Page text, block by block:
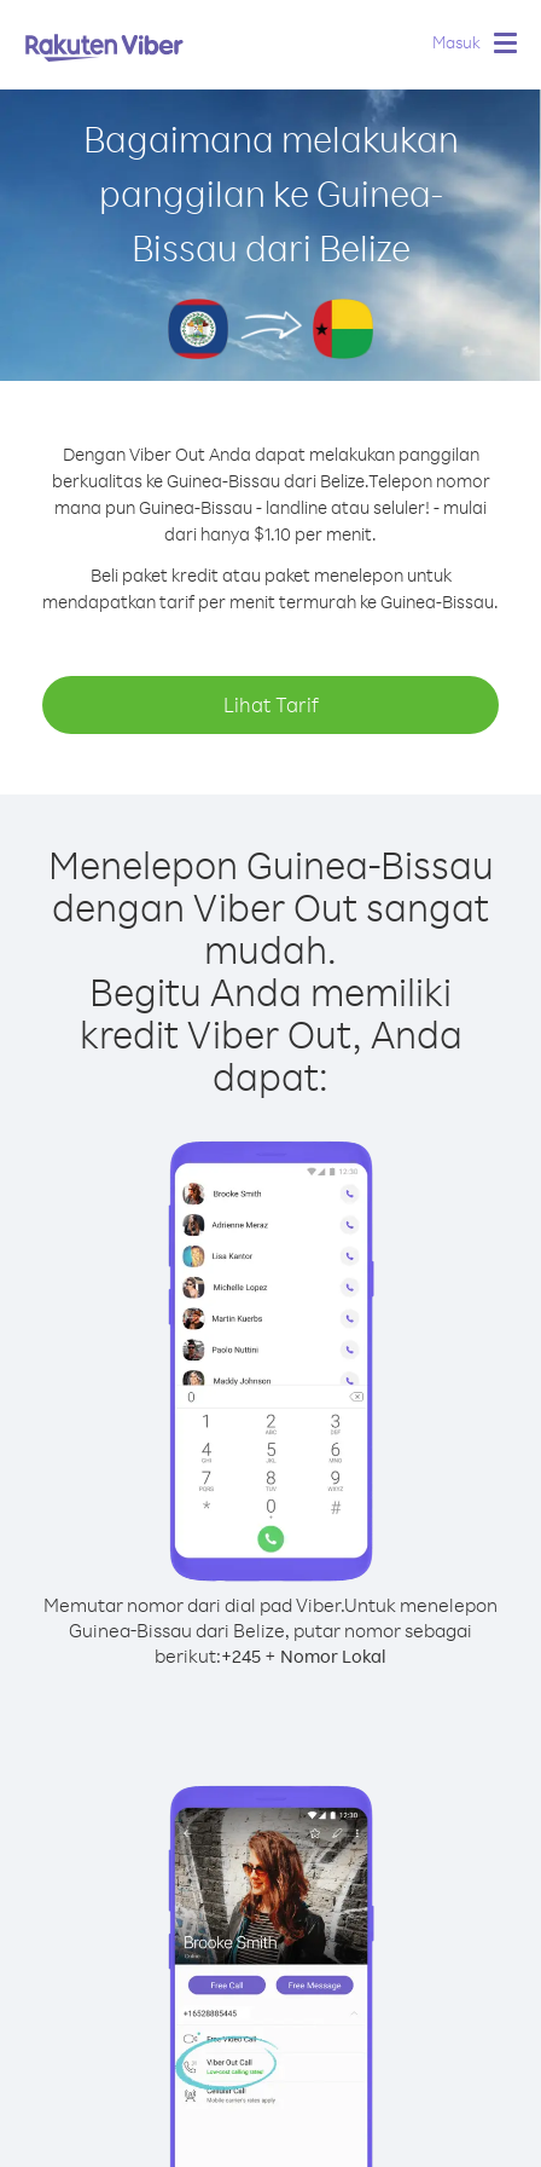
Masuk
Bagaimana melakukan
panggilan ke Guinea-
Bissau dari Belize
Dengan Viber Out Anda dapat melakukan panggilan
berkualitas ke Guinea-Bissau dari Belize.Telepon nomor
mana pun Guinea-Bissau - landline atau seluler! - mulai
dari hanya $1.10 per menit.
Beli paket kredit atau paket menelepon untuk
mendapatkan tarif per menit termurah ke Guinea-Bissau.
Lihat Tarif
Menelepon Guinea-Bissau
dengan Viber Out sangat
mudah.
Begitu Anda memiliki
kredit Viber Out, Anda
dapat:
Memutar nomor dari dial pad Viber.Untuk menelepon
Guinea-Bissau dari Belize, putar nomor sebagai
berikut:+245 + Nomor Lokal